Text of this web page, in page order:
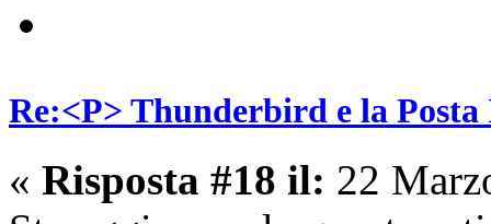
Re:<P> Thunderbird e la
« Risposta #18 il: 22